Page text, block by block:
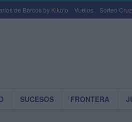
de Barcos by Kikoto Vuelos Sorteo
SUCESOS FRONTERA